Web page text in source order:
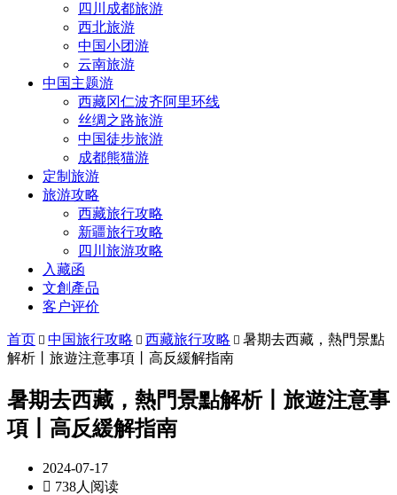
四川成都旅游
西北旅游
中国小团游
云南旅游
中国主题游
西藏冈仁波齐阿里环线
丝绸之路旅游
中国徒步旅游
成都熊猫游
定制旅游
旅游攻略
西藏旅行攻略
新疆旅行攻略
四川旅游攻略
入藏函
文創產品
客户评价
首页  中国旅行攻略  西藏旅行攻略  暑期去西藏，熱門景點
解析丨旅遊注意事項丨高反緩解指南
暑期去西藏，熱門景點解析丨旅遊注意事
項丨高反緩解指南
2024-07-17
 738人阅读